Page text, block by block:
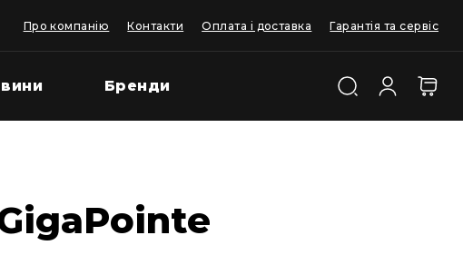
Про компанію Контакти Оплата і доставка Гарантія та сервіс
Бренди